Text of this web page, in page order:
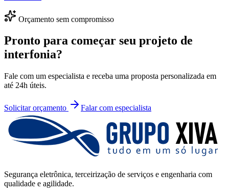
Orçamento sem compromisso
Pronto para começar seu projeto de
interfonia?
Fale com um especialista e receba uma proposta personalizada em
até 24h úteis.
Solicitar orçamento Falar com especialista
Segurança eletrônica, terceirização de serviços e engenharia com
qualidade e agilidade.